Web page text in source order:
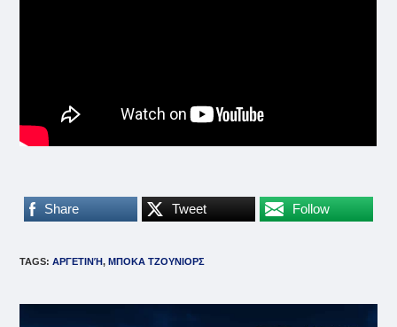
Share Tweet Follow
TAGS:ΑΡΓΕΤΙΝΉ, ΜΠΟΚΑ ΤΖΟΥΝΙΟΡΣ